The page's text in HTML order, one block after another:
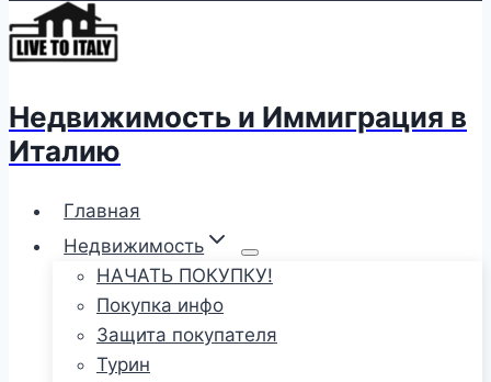
Недвижимость и Иммиграция в
Италию
Главная
Недвижимость
НАЧАТЬ ПОКУПКУ!
Покупка инфо
Защита покупателя
Турин